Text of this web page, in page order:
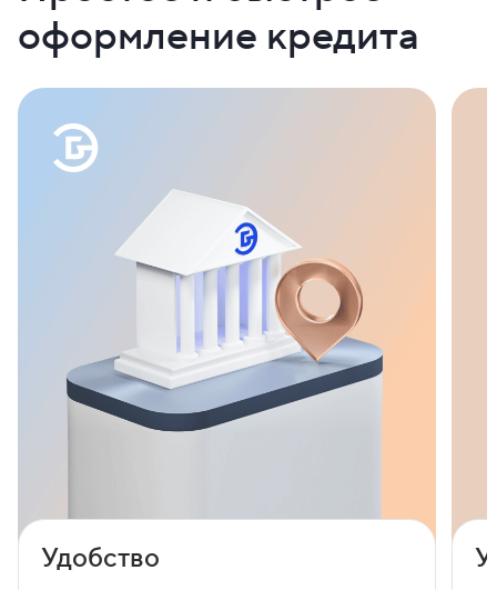
оформление кредита
Удобство